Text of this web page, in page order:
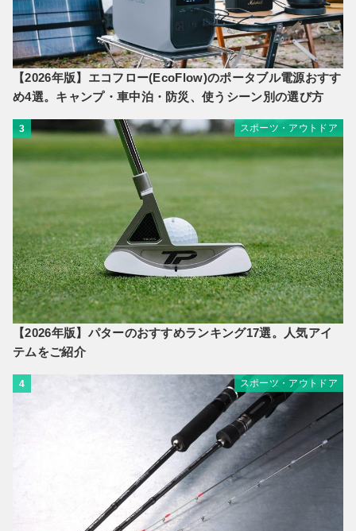
【2026年版】エコフロー(EcoFlow)のポータブル電源おすす
め4選。キャンプ・車中泊・防災、使うシーン別の選び方
3 スポーツ・アウトドア
【2026年版】パターのおすすめランキング17選。人気アイ
テムをご紹介
4 スポーツ・アウトドア